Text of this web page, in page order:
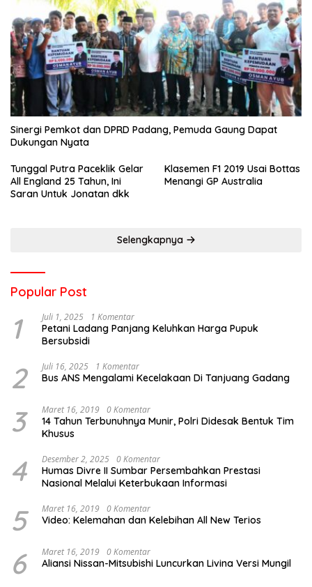
Sinergi Pemkot dan DPRD Padang, Pemuda Gaung Dapat
Dukungan Nyata
Tunggal Putra Paceklik Gelar
All England 25 Tahun, Ini
Saran Untuk Jonatan dkk
Klasemen F1 2019 Usai Bottas
Menangi GP Australia
Selengkapnya
Popular Post
1 Juli 1, 2025 1 Komentar
Petani Ladang Panjang Keluhkan Harga Pupuk
Bersubsidi
2 Juli 16, 2025 1 Komentar
Bus ANS Mengalami Kecelakaan Di Tanjuang Gadang
3 Maret 16, 2019 0 Komentar
14 Tahun Terbunuhnya Munir, Polri Didesak Bentuk Tim
Khusus
4 Desember 2, 2025 0 Komentar
Humas Divre II Sumbar Persembahkan Prestasi
Nasional Melalui Keterbukaan Informasi
5 Maret 16, 2019 0 Komentar
Video: Kelemahan dan Kelebihan All New Terios
6 Maret 16, 2019 0 Komentar
Aliansi Nissan-Mitsubishi Luncurkan Livina Versi Mungil